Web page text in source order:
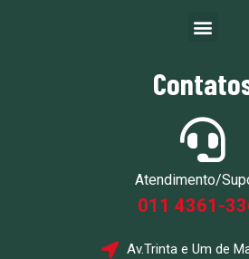
Atendimento/
011 4361-
Av.Trinta e Um de